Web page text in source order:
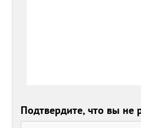
Подтвердите, что вы не